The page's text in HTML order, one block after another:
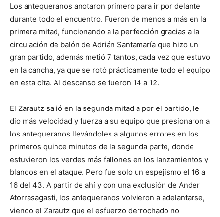
Los antequeranos anotaron primero para ir por delante
durante todo el encuentro. Fueron de menos a más en la
primera mitad, funcionando a la perfección gracias a la
circulación de balón de Adrián Santamaría que hizo un
gran partido, además metió 7 tantos, cada vez que estuvo
en la cancha, ya que se rotó prácticamente todo el equipo
en esta cita. Al descanso se fueron 14 a 12.
El Zarautz salió en la segunda mitad a por el partido, le
dio más velocidad y fuerza a su equipo que presionaron a
los antequeranos llevándoles a algunos errores en los
primeros quince minutos de la segunda parte, donde
estuvieron los verdes más fallones en los lanzamientos y
blandos en el ataque. Pero fue solo un espejismo el 16 a
16 del 43. A partir de ahí y con una exclusión de Ander
Atorrasagasti, los antequeranos volvieron a adelantarse,
viendo el Zarautz que el esfuerzo derrochado no